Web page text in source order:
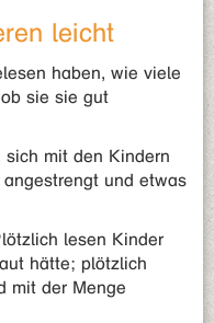
leicht
haben, wie viele
sie sie gut
mit den Kindern
und etwas
lesen Kinder
hätte; plötzlich
mit der Menge